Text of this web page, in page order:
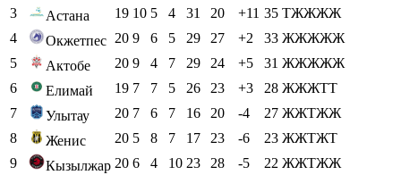
3
Астана 19 10 5 4 31 20 +11 35 ТЖЖЖЖ
4
Окжетпес 20 9 6 5 29 27 +2 33 ЖЖЖЖЖ
5
Актобе 20 9 4 7 29 24 +5 31 ЖЖЖЖЖ
6
Елимай 19 7 7 5 26 23 +3 28 ЖЖЖТТ
7
Улытау 20 7 6 7 16 20 -4 27 ЖЖТЖЖ
8
Женис 20 5 8 7 17 23 -6 23 ЖЖТЖТ
9
Кызылжар 20 6 4 10 23 28 -5 22 ЖЖТЖЖ